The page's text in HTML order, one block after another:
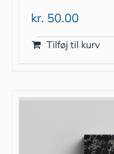
kr. 50.00
Tilføj til kurv